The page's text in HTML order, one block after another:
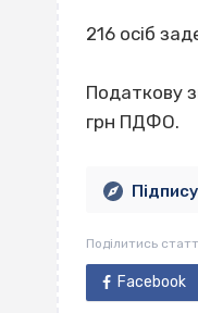
216 осіб
Податкову
грн ПДФО.
Поділитись
Facebook